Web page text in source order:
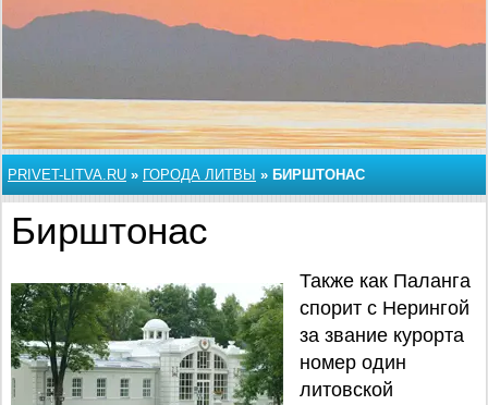
PRIVET-LITVA.RU » ГОРОДА ЛИТВЫ » БИРШТОНАС
Бирштонас
Также как Паланга
спорит с Нерингой
за звание курорта
номер один
литовской